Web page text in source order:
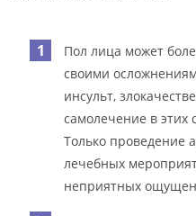
Пол лица может
своими
инсульт,
самолечение в этих
Только проведение
лечебных
неприятных